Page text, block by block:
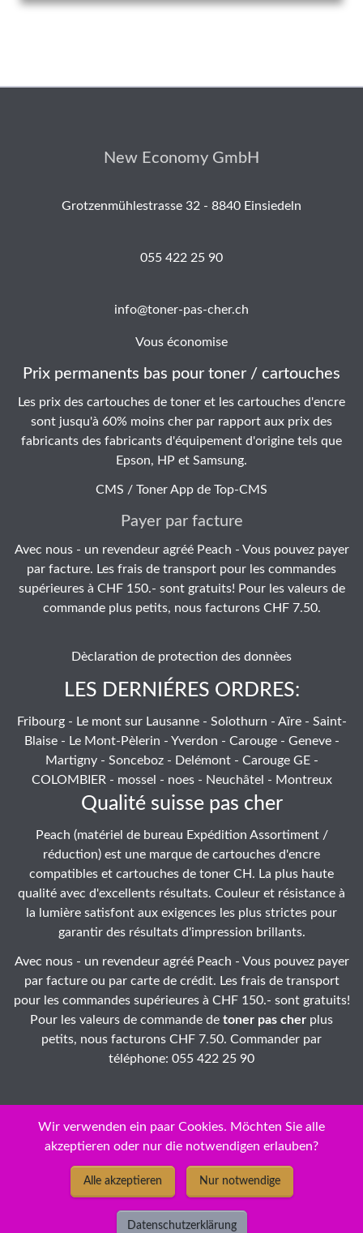
New Economy GmbH
Grotzenmühlestrasse 32 - 8840 Einsiedeln
055 422 25 90
info@toner-pas-cher.ch
Vous économise
Prix permanents bas pour toner / cartouches
Les prix des cartouches de toner et les cartouches d'encre
sont jusqu'à 60% moins cher par rapport aux prix des
fabricants des fabricants d'équipement d'origine tels que
Epson, HP et Samsung.
CMS / Toner App de Top-CMS
Payer par facture
Avec nous - un revendeur agréé Peach - Vous pouvez payer
par facture. Les frais de transport pour les commandes
supérieures à CHF 150.- sont gratuits! Pour les valeurs de
commande plus petits, nous facturons CHF 7.50.
Dèclaration de protection des donnèes
LES DERNIÉRES ORDRES:
Fribourg - Le mont sur Lausanne - Solothurn - Aïre - Saint-
Blaise - Le Mont-Pèlerin - Yverdon - Carouge - Geneve -
Martigny - Sonceboz - Delémont - Carouge GE -
COLOMBIER - mossel - noes - Neuchâtel - Montreux
Qualité suisse pas cher
Peach (matériel de bureau Expédition Assortiment /
réduction) est une marque de cartouches d'encre
compatibles et cartouches de toner CH. La plus haute
qualité avec d'excellents résultats. Couleur et résistance à
la lumière satisfont aux exigences les plus strictes pour
garantir des résultats d'impression brillants.
Avec nous - un revendeur agréé Peach - Vous pouvez payer
par facture ou par carte de crédit. Les frais de transport
pour les commandes supérieures à CHF 150.- sont gratuits!
Pour les valeurs de commande de toner pas cher plus
petits, nous facturons CHF 7.50. Commander par
téléphone: 055 422 25 90
ID: 36-dneovs-10
© Copyright 2026 - New Economy GmbH / HP DesignJet Toner
❅ cartouches / jet d'encre Peach - prix discount bas
Wir verwenden ein paar Cookies. Möchten Sie alle
akzeptieren oder nur die notwendigen erlauben?
Alle akzeptieren Nur notwendige
Datenschutzerklärung